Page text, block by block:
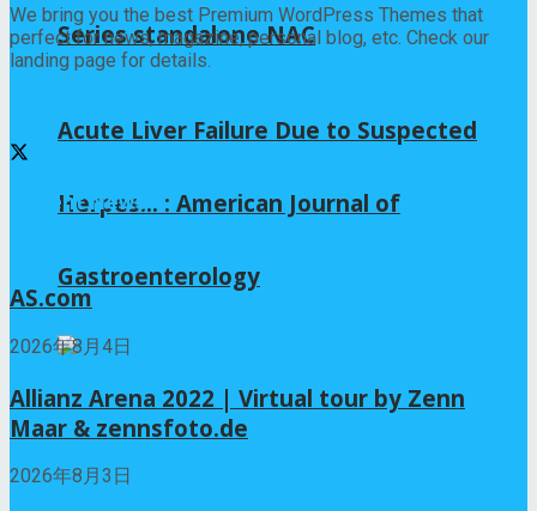
Series standalone NAC
Acute Liver Failure Due to Suspected
Herpes… : American Journal of
Gastroenterology
We bring you the best Premium WordPress Themes that
perfect for news, magazine, personal blog, etc. Check our
landing page for details.
Recent News
AS.com
2026年8月4日
Allianz Arena 2022 | Virtual tour by Zenn
Maar & zennsfoto.de
2026年8月3日